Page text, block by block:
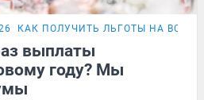
КАК ПОЛУЧИТЬ ЛЬГОТЫ НА ВСЁ
выплаты
году? Мы